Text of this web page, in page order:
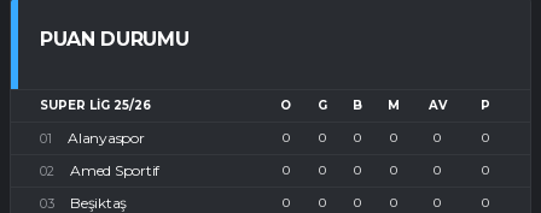
PUAN DURUMU
SUPER LIG 25/26 O G B M AV P
Alanyaspor 0 0 0 0 0 0
Amed Sportif 0 0 0 0 0 0
Beşiktaş 0 0 0 0 0 0